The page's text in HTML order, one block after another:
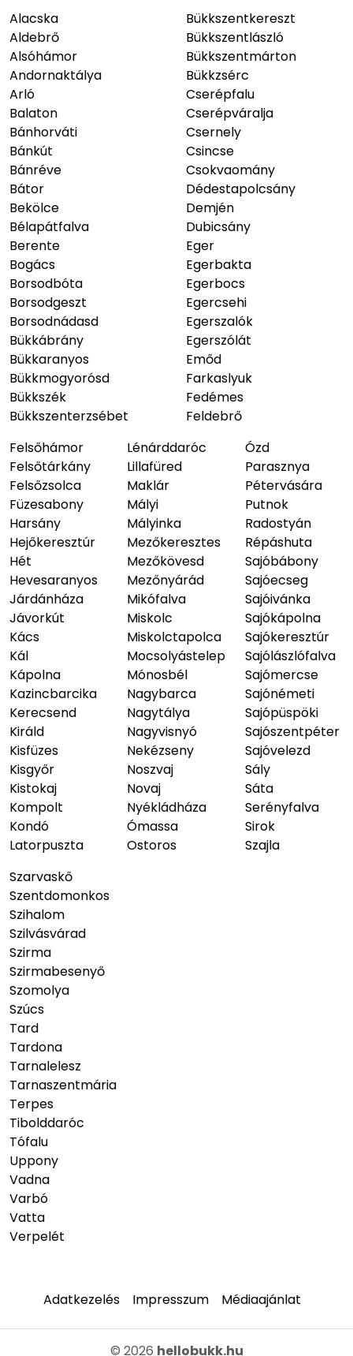
Alacska
Aldebrő
Alsóhámor
Andornaktálya
Arló
Balaton
Bánhorváti
Bánkút
Bánréve
Bátor
Bekölce
Bélapátfalva
Berente
Bogács
Borsodbóta
Borsodgeszt
Borsodnádasd
Bükkábrány
Bükkaranyos
Bükkmogyorósd
Bükkszék
Bükkszenterzsébet
Bükkszentkereszt
Bükkszentlászló
Bükkszentmárton
Bükkzsérc
Cserépfalu
Cserépváralja
Csernely
Csincse
Csokvaomány
Dédestapolcsány
Demjén
Dubicsány
Eger
Egerbakta
Egerbocs
Egercsehi
Egerszalók
Egerszólát
Emőd
Farkaslyuk
Fedémes
Feldebrő
Felsőhámor
Felsőtárkány
Felsőzsolca
Füzesabony
Harsány
Hejőkeresztúr
Hét
Hevesaranyos
Járdánháza
Jávorkút
Kács
Kál
Kápolna
Kazincbarcika
Kerecsend
Királd
Kisfüzes
Kisgyőr
Kistokaj
Kompolt
Kondó
Latorpuszta
Lénárddaróc
Lillafüred
Maklár
Mályi
Mályinka
Mezőkeresztes
Mezőkövesd
Mezőnyárád
Mikófalva
Miskolc
Miskolctapolca
Mocsolyástelep
Mónosbél
Nagybarca
Nagytálya
Nagyvisnyó
Nekézseny
Noszvaj
Novaj
Nyékládháza
Ómassa
Ostoros
Ózd
Parasznya
Pétervására
Putnok
Radostyán
Répáshuta
Sajóbábony
Sajóecseg
Sajóivánka
Sajókápolna
Sajókeresztúr
Sajólászlófalva
Sajómercse
Sajónémeti
Sajópüspöki
Sajószentpéter
Sajóvelezd
Sály
Sáta
Serényfalva
Sirok
Szajla
Szarvaskő
Szentdomonkos
Szihalom
Szilvásvárad
Szirma
Szirmabesenyő
Szomolya
Szúcs
Tard
Tardona
Tarnalelesz
Tarnaszentmária
Terpes
Tibolddaróc
Tófalu
Uppony
Vadna
Varbó
Vatta
Verpelét
Adatkezelés Impresszum Médiaajánlat
© 2026 hellobukk.hu